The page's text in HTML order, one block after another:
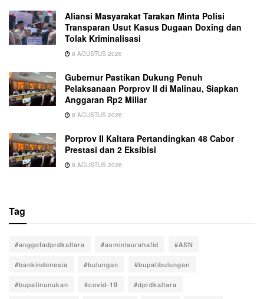
Aliansi Masyarakat Tarakan Minta Polisi
Transparan Usut Kasus Dugaan Doxing dan
Tolak Kriminalisasi
8 AGUSTUS 2026
Gubernur Pastikan Dukung Penuh
Pelaksanaan Porprov II di Malinau, Siapkan
Anggaran Rp2 Miliar
8 AGUSTUS 2026
Porprov II Kaltara Pertandingkan 48 Cabor
Prestasi dan 2 Eksibisi
8 AGUSTUS 2026
Tag
#anggotadprdkaltara #asminlaurahafid #ASN
#bankindonesia #bulungan #bupatibulungan
#bupatinunukan #covid-19 #dprdkaltara